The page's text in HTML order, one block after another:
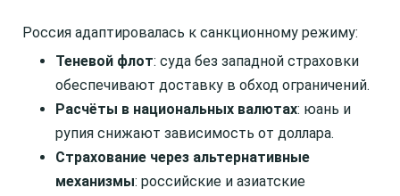
Россия адаптировалась к санкционному режиму:
Теневой флот: суда без западной страховки
обеспечивают доставку в обход ограничений.
Расчёты в национальных валютах: юань и
рупия снижают зависимость от доллара.
Страхование через альтернативные
механизмы: российские и азиатские